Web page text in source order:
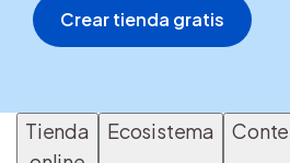
Crear tienda gratis
Tienda
Ecosistema